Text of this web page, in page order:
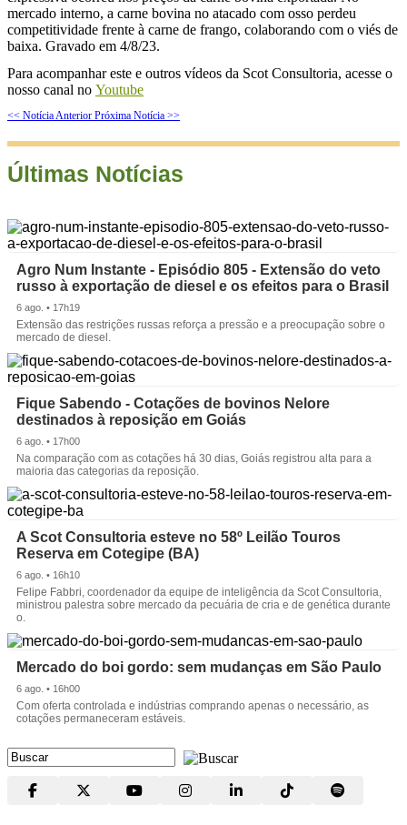
mercado interno, a carne bovina no atacado com osso perdeu
competitividade frente à carne de frango, colaborando com o viés de
baixa. Gravado em 4/8/23.
Para acompanhar este e outros vídeos da Scot Consultoria, acesse o
nosso canal no Youtube
<< Notícia Anterior Próxima Notícia >>
Últimas Notícias
Agro Num Instante - Episódio 805 - Extensão do veto
russo à exportação de diesel e os efeitos para o Brasil
6 ago. • 17h19
Extensão das restrições russas reforça a pressão e a preocupação sobre o
mercado de diesel.
Fique Sabendo - Cotações de bovinos Nelore
destinados à reposição em Goiás
6 ago. • 17h00
Na comparação com as cotações há 30 dias, Goiás registrou alta para a
maioria das categorias da reposição.
A Scot Consultoria esteve no 58º Leilão Touros
Reserva em Cotegipe (BA)
6 ago. • 16h10
Felipe Fabbri, coordenador da equipe de inteligência da Scot Consultoria,
ministrou palestra sobre mercado da pecuária de cria e de genética durante
o.
Mercado do boi gordo: sem mudanças em São Paulo
6 ago. • 16h00
Com oferta controlada e indústrias comprando apenas o necessário, as
cotações permaneceram estáveis.